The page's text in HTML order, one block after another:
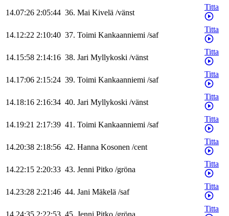
14.07:26 2:05:44 36. Mai Kivelä /vänst
Titta
14.12:22 2:10:40 37. Toimi Kankaanniemi /saf
Titta
14.15:58 2:14:16 38. Jari Myllykoski /vänst
Titta
14.17:06 2:15:24 39. Toimi Kankaanniemi /saf
Titta
14.18:16 2:16:34 40. Jari Myllykoski /vänst
Titta
14.19:21 2:17:39 41. Toimi Kankaanniemi /saf
Titta
14.20:38 2:18:56 42. Hanna Kosonen /cent
Titta
14.22:15 2:20:33 43. Jenni Pitko /gröna
Titta
14.23:28 2:21:46 44. Jani Mäkelä /saf
Titta
Titta